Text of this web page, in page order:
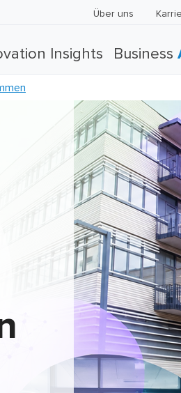
Über uns
Insights Business